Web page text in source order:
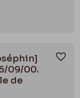
09/00.
de